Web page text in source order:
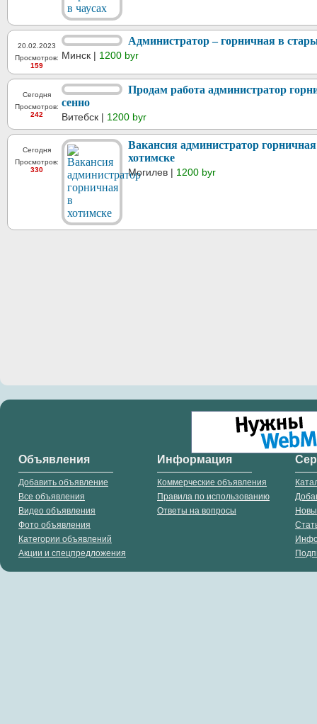
20.02.2023
Просмотров:
159
Администратор – горничная в
Минск | 1200 byr
Сегодня
Просмотров:
242
Продам работа администратор
сенно
Витебск | 1200 byr
Сегодня
Просмотров:
330
Вакансия администратор
хотимске
Могилев | 1200 byr
Объявления
Добавить объявление
Все объявления
Видео объявления
Фото объявления
Категории объявлений
Акции и спецпредложения
Информация
Коммерческие объявления
Правила по использованию
Ответы на вопросы